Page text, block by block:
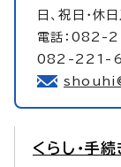
日、祝日・
電話：082-
082-221-
くらし・手続